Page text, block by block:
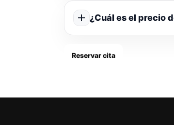
¿Cuál es el precio
Reservar cita